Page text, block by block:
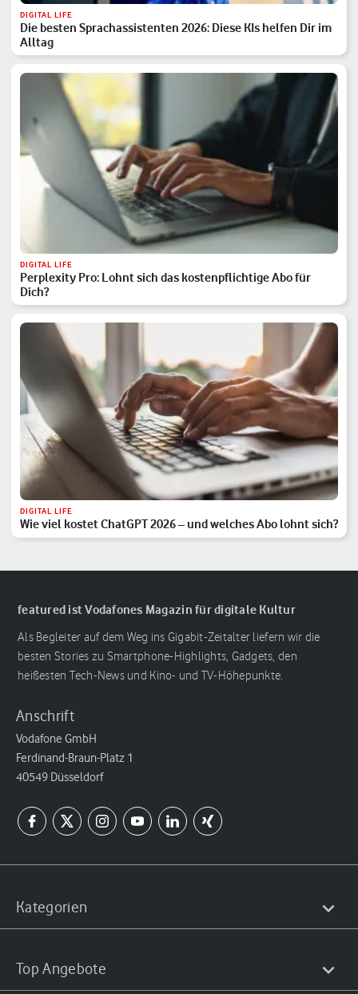
DIGITAL LIFE
Die besten Sprachassistenten 2026: Diese KIs helfen Dir im
Alltag
DIGITAL LIFE
Perplexity Pro: Lohnt sich das kostenpflichtige Abo für
Dich?
DIGITAL LIFE
Wie viel kostet ChatGPT 2026 – und welches Abo lohnt sich?
featured ist Vodafones Magazin für digitale Kultur
Als Begleiter auf dem Weg ins Gigabit-Zeitalter liefern wir die
besten Stories zu Smartphone-Highlights, Gadgets, den
heißesten Tech-News und Kino- und TV-Höhepunkte.
Anschrift
Vodafone GmbH
Ferdinand-Braun-Platz 1
40549 Düsseldorf
Kategorien
Top Angebote